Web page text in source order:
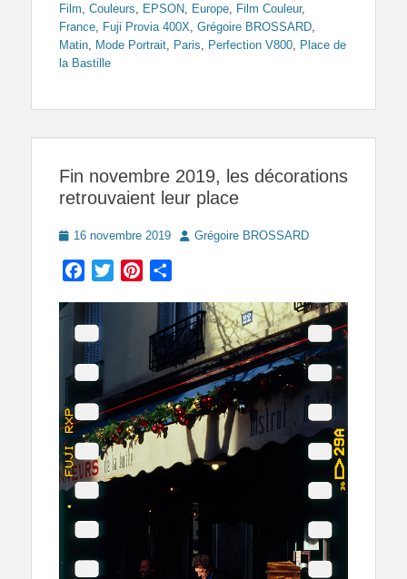
Film Couleurs EPSON Europe Film Couleur,
France
Fuji Provia 400X Grégoire BROSSARD
Matin
Mode Portrait Paris Perfection V800
Place de
la Bastille
Fin novembre 2019, les décorations
retrouvaient leur place
Posted
16 novembre 2019 Author
Grégoire BROSSARD
Facebook
TwitterPinterest